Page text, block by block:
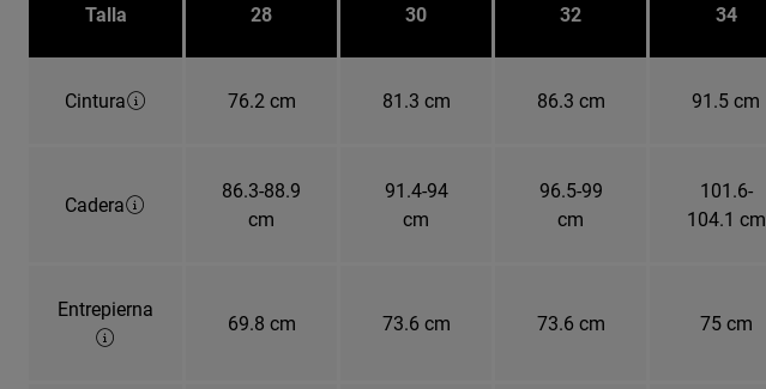
Talla 28 30 32 34
Cintura 76.2 cm 81.3 cm 86.3 cm 91.5 cm
Cadera
86.3-88.9
cm
91.4-94
cm
96.5-99
cm
101.6-
104.1 cm
Entrepierna
69.8 cm 73.6 cm 73.6 cm 75 cm